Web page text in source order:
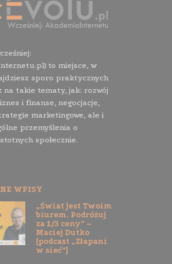
to miejsce, w
sporo praktycznych
na takie tematy, jak: rozwój
i finanse, negocjacje,
marketingowe, ale i
przemyślenia o
społecznie.
WPISY
„Świat jest Twoim
biurem. Podróżuj
za 1/3 ceny” –
Maciej Dutko
[podcast „Złapani
w sieć”]